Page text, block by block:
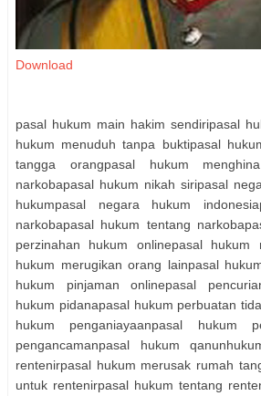
Download
pasal hukum main hakim sendiripasal
hukum menuduh tanpa buktipasal
tangga orangpasal hukum
narkobapasal hukum nikah siripasal
hukumpasal negara hukum
narkobapasal hukum tentang
perzinahan hukum onlinepasal hukum
hukum merugikan orang lainpasal
hukum pinjaman onlinepasal
hukum pidanapasal hukum perbuatan
hukum penganiayaanpasal hukum
pengancamanpasal hukum
rentenirpasal hukum merusak rumah
untuk rentenirpasal hukum tentang